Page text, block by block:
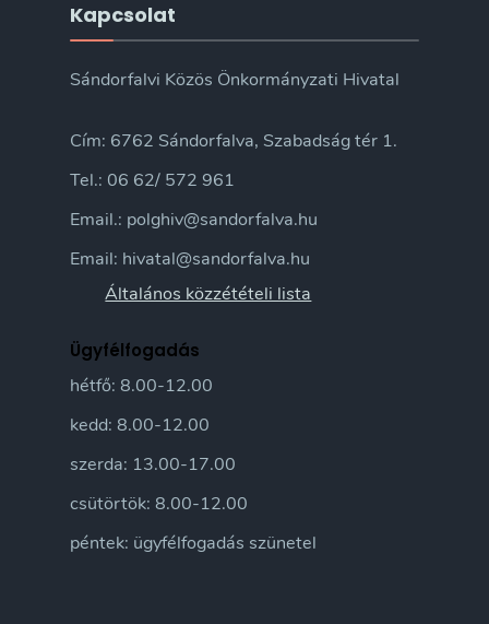
Kapcsolat
Sándorfalvi Közös Önkormányzati Hivatal
Cím: 6762 Sándorfalva, Szabadság tér 1.
Tel.: 06 62/ 572 961
Email.: polghiv@sandorfalva.hu
Email: hivatal@sandorfalva.hu
Általános közzétételi lista
Ügyfélfogadás
hétfő: 8.00-12.00
kedd: 8.00-12.00
szerda: 13.00-17.00
csütörtök: 8.00-12.00
péntek: ügyfélfogadás szünetel